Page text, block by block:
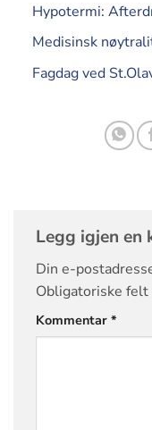
Hypotermi:
Medisinsk
Fagdag ved
Legg igjen en
Din e-
Obligatoriske
Kommentar *